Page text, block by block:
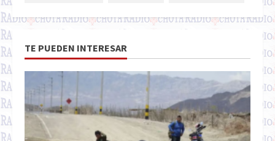
TE PUEDEN INTERESAR